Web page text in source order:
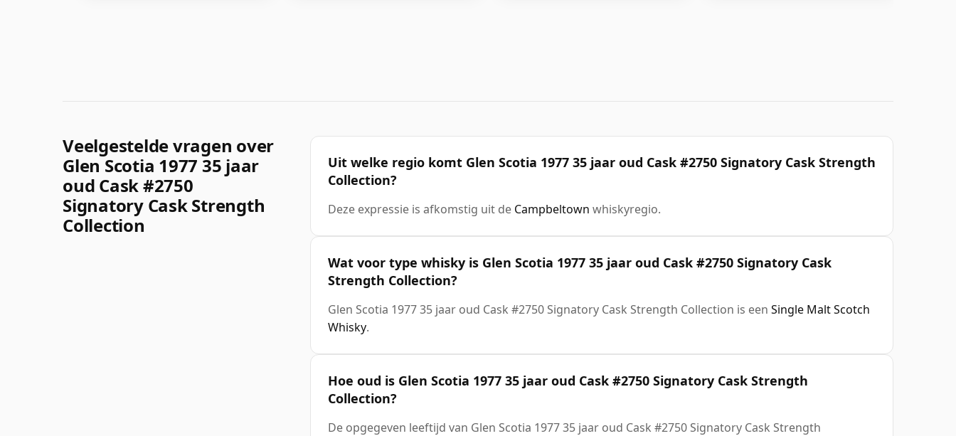
Veelgestelde vragen over
Glen Scotia 1977 35 jaar
oud Cask #2750
Signatory Cask Strength
Collection
Uit welke regio komt Glen Scotia 1977 35 jaar oud Cask #2750 Signatory Cask Strength
Collection?
Deze expressie is afkomstig uit de Campbeltown whiskyregio.
Wat voor type whisky is Glen Scotia 1977 35 jaar oud Cask #2750 Signatory Cask
Strength Collection?
Glen Scotia 1977 35 jaar oud Cask #2750 Signatory Cask Strength Collection is een Single Malt Scotch
Whisky.
Hoe oud is Glen Scotia 1977 35 jaar oud Cask #2750 Signatory Cask Strength
Collection?
De opgegeven leeftijd van Glen Scotia 1977 35 jaar oud Cask #2750 Signatory Cask Strength